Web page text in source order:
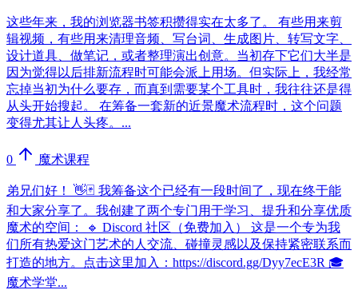
这些年来，我的浏览器书签积攒得实在太多了。 有些用来剪
辑视频，有些用来清理音频、写台词、生成图片、转写文字、
设计道具、做笔记，或者整理演出创意。当初存下它们大半是
因为觉得以后排新流程时可能会派上用场。但实际上，我经常
忘掉当初为什么要存，而真到需要某个工具时，我往往还是得
从头开始搜起。 在筹备一套新的近景魔术流程时，这个问题
变得尤其让人头疼。...
0 魔术课程
弟兄们好！ 👋🃏 我筹备这个已经有一段时间了，现在终于能
和大家分享了。我创建了两个专门用于学习、提升和分享优质
魔术的空间： 🔹 Discord 社区（免费加入） 这是一个专为我
们所有热爱这门艺术的人交流、碰撞灵感以及保持紧密联系而
打造的地方。点击这里加入：https://discord.gg/Dyy7ecE3R 🎓
魔术学堂...